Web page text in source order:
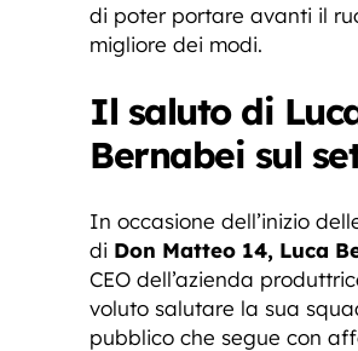
di poter portare avanti il
migliore dei modi.
Il saluto di
Bernabei sul
In occasione dell’inizio
di Don Matteo 14, Luca
CEO dell’azienda
voluto salutare la sua
pubblico che segue con